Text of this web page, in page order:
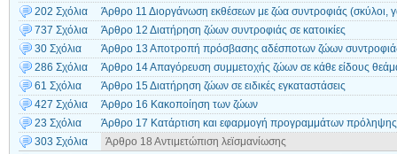
202 Σχόλια
Άρθρο 11 Διοργάνωση εκθέσεων με ζώα συντροφιάς (σκύλοι,
737 Σχόλια
Άρθρο 12 Διατήρηση ζώων συντροφιάς σε κατοικίες
30 Σχόλια
Άρθρο 13 Αποτροπή πρόσβασης αδέσποτων ζώων
286 Σχόλια
Άρθρο 14 Απαγόρευση συμμετοχής ζώων σε κάθε είδους
61 Σχόλια
Άρθρο 15 Διατήρηση ζώων σε ειδικές εγκαταστάσεις
427 Σχόλια
Άρθρο 16 Κακοποίηση των ζώων
23 Σχόλια
Άρθρο 17 Κατάρτιση και εφαρμογή προγραμμάτων
303 Σχόλια
Άρθρο 18 Αντιμετώπιση λεϊσμανίωσης